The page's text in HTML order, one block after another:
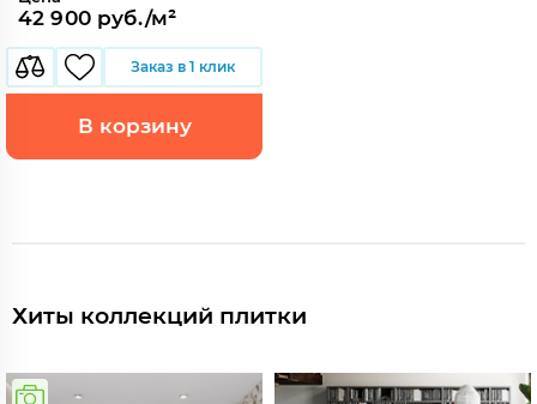
42 900 руб./м²
Заказ в 1 клик
В корзину
Хиты коллекций плитки